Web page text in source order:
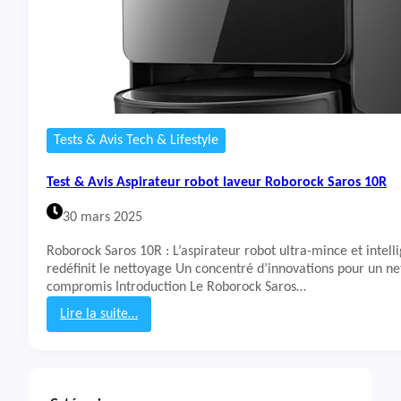
Tests & Avis Tech & Lifestyle
Test & Avis Aspirateur robot laveur Roborock Saros 10R
30 mars 2025
Roborock Saros 10R : L’aspirateur robot ultra-mince et
redéfinit le nettoyage Un concentré d’innovations pour un
compromis Introduction Le Roborock Saros…
Lire la suite…
: